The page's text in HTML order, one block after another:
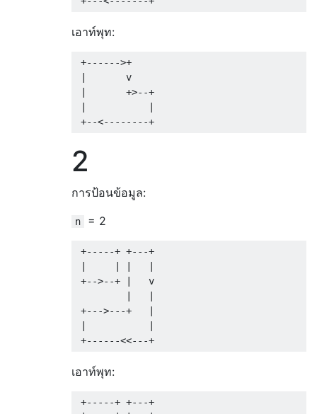
เอาท์พุท:
+------>+
|       v
|       +>--+
2
การป้อนข้อมูล:
n = 2
+-----+ +---+
+-->--+ |   v
+--->---+   |
เอาท์พุท:
+-----+ +---+